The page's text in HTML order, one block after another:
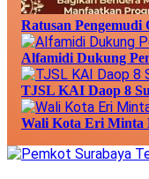
Ratusan
Alfamidi Dukung
TJSL KAI Daop 8
Wali Kota Eri Minta